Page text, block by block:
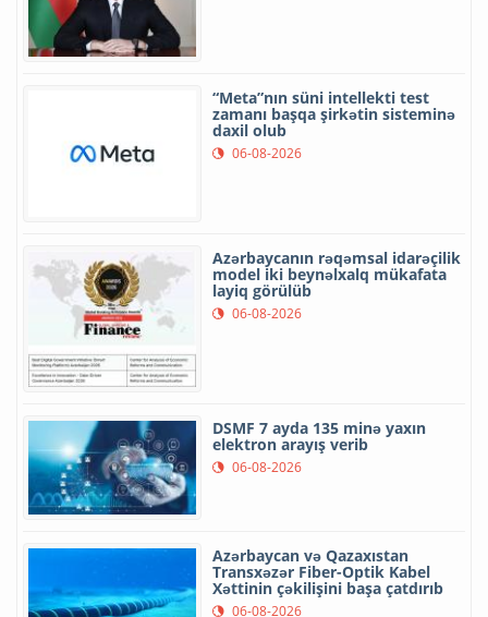
“Meta”nın süni intellekti test
zamanı başqa şirkətin sisteminə
daxil olub
06-08-2026
Azərbaycanın rəqəmsal idarəçilik
model iki beynəlxalq mükafata
layiq görülüb
06-08-2026
DSMF 7 ayda 135 minə yaxın
elektron arayış verib
06-08-2026
Azərbaycan və Qazaxıstan
Transxəzər Fiber-Optik Kabel
Xəttinin çəkilişini başa çatdırıb
06-08-2026